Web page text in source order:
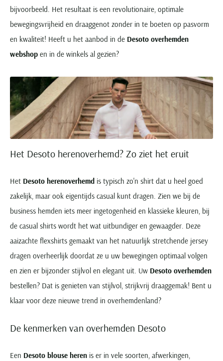
bijvoorbeeld. Het resultaat is een revolutionaire, optimale
bewegingsvrijheid en draaggenot zonder in te boeten op pasvorm
en kwaliteit! Heeft u het aanbod in de Desoto overhemden
webshop en in de winkels al gezien?
Het Desoto herenoverhemd? Zo ziet het eruit
Het Desoto herenoverhemd is typisch zo'n shirt dat u heel goed
zakelijk, maar ook eigentijds casual kunt dragen. Zien we bij de
business hemden iets meer ingetogenheid en klassieke kleuren, bij
de casual shirts wordt het wat uitbundiger en gewaagder. Deze
aaizachte flexshirts gemaakt van het natuurlijk stretchende jersey
dragen overheerlijk doordat ze u uw bewegingen optimaal volgen
en zien er bijzonder stijlvol en elegant uit. Uw Desoto overhemden
bestellen? Dat is genieten van stijlvol, strijkvrij draaggemak! Bent u
klaar voor deze nieuwe trend in overhemdenland?
De kenmerken van overhemden Desoto
Een Desoto blouse heren is er in vele soorten, afwerkingen,